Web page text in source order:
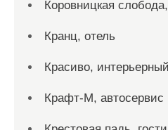
Коровницкая
Кранц, отель
Красиво,
Крафт-М, автосервис